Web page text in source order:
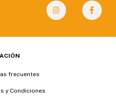
frecuentes
y Condiciones